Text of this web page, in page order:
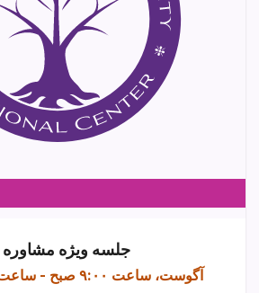
جلسه ویژه
۱۳ آگوست، ساعت ۹:۰۰ صبح -